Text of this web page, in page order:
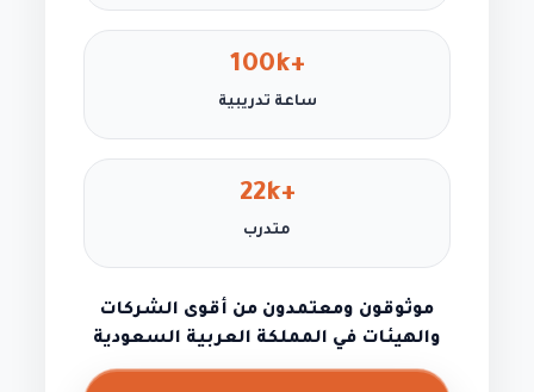
+100k
ساعة تدريبية
+22k
متدرب
موثوقون ومعتمدون من أقوى الشركات
والهيئات في المملكة العربية السعودية